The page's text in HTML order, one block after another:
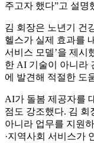
주고자 했다”고 설명
김 회장은 노년기 건
헬스가 실제 효과를
서비스 모델’을 제시
한 AI 기술이 아니라
에 발견해 적절한 도
AI가 돌봄 제공자를
점도 강조했다. 김 회
아니라 업무를 지원
·지역사회 서비스가